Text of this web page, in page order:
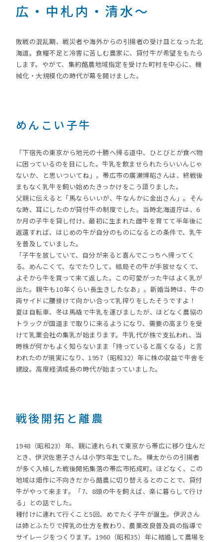
広・中札内・清水～
敗戦の混乱期、戦災者や海外からの引揚者の受け皿となった北
海道。食糧不足と冷害に苦しむ農家に、貸付牛が希望をもたら
します。やがて、集約酪農地域指定を受けた町村を中心に、機
械化・大規模化の時代が幕を開けました。
めんこい子牛
「下宿先の東京から地元の十勝へ帰る道中、ひとびとが食べ物
に困っているのを目にした。牛乳を飲ませられたらいいんじゃ
ないか、と思いついてね」。帯広市の廣瀬博昭さんは、終戦後
まもなく乳牛を飼い始めたきっかけをこう語りました。
父親に伝えると「馬ならいいが、牛なんかに金出さん」。そん
な時、耳にしたのが貸付牛の制度でした。当時北海道庁は、6
か月の子牛を貸し付け、最初に生まれた雌牛を育てて半年後に
返還すれば、はじめの牛が自分のものになるとの条件で、乳牛
を普及していました。
「子牛を放していて、自分が来ると喜んでこっちへ帰ってく
る。めんこくて、なでたりして。結局その牛が手放せなくて、
よそから牛を買って来て返した。この可愛がった牛はよく乳が
出た。親牛も10年くらい長生きしたなあ」。新婚当時は、牛の
両サイドに腰掛けて向かい合って乳搾りをしたそうですよ！
夏は自転車、冬は馬橇で牛乳を運びましたが、ほどなく農協の
トラックが国道まで取りに来るようになり、需要の高まりを受
けて乳業会社の集乳が始まります。牛乳代が株で支払われ、当
時株が何かもよく知らないまま「持っていると高くなる」と言
われたのが現実になり、1957（昭和32）年に株の収益で牛舎を
建設。高度経済成長の時代が始まっていました。
戦後開拓と離農
1948（昭和23）年、親に連れられて東京から帯広に移り住んだ
とき、伊沢佐恵子さんは小学5年生でした。樺太からの引揚者
が多く入植した戦後開拓集落の帯広市拓成町。ほどなく、この
地域は畑作に不向きだから酪農に切り替えるとのことで、貸付
牛がやって来ます。「7、8頭の牛を飼えば、楽に暮らして行け
る」との話でした。
種付けに連れて行くこと5回、めでたく子牛が誕生。伊沢さん
は姉とふたりで搾乳の仕方を教わり、農業改良普及員の指導で
サイレージをつくります。1960（昭和35）年に結婚して農場を